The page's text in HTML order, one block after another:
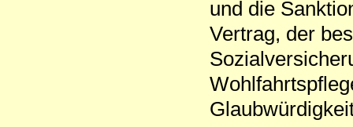
und die
Vertrag, der